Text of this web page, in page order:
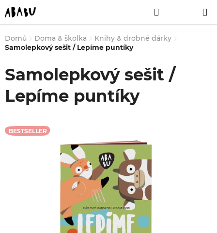
Přejít
na
obsah
NÁKUPNÍ
KOŠÍK
Domů
Doma & školka
Knihy & drobné dárky
Samolepkový sešit / Lepíme puntíky
Samolepkový sešit /
Lepíme puntíky
BESTSELLER